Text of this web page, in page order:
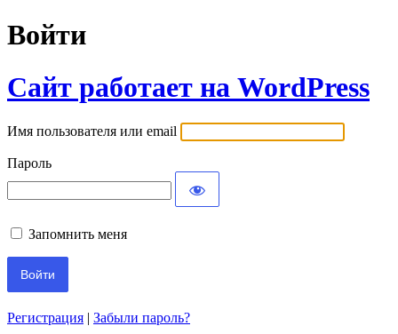
Войти
Сайт работает на WordPress
Имя пользователя или email
Пароль
Запомнить меня
Регистрация | Забыли пароль?